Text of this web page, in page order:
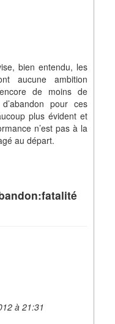
bien entendu, les
aucune ambition
de moins de
pour ces
plus évident et
n’est pas à la
au départ.
à 21:31